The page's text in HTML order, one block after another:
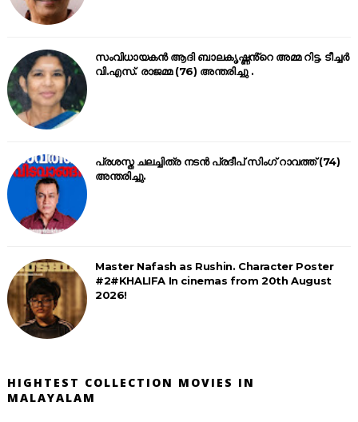
സംവിധായകൻ ആദി ബാലകൃഷ്ണൻ്റെ അമ്മ റിട്ട. ടീച്ചർ
വി.എസ്. രാജമ്മ (76) അന്തരിച്ചു .
പ്രശസ്ത ചലച്ചിത്ര നടൻ പ്രദീപ് സിംഗ് റാവത്ത് (74)
അന്തരിച്ചു.
Master Nafash as Rushin. Character Poster
#2#KHALIFA In cinemas from 20th August
2026!
HIGHTEST COLLECTION MOVIES IN
MALAYALAM